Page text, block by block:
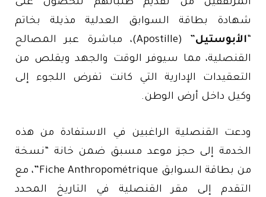
المرتفقين من تقديم طلباتهم للحصول على
شهادة بطاقة السوابق العدلية مذيلة بخاتم
“الأبوستيل
” (Apostille)، مباشرة عبر المصالح
القنصلية، مما سيوفر الوقت والجهد ويقلص من
التعقيدات الإدارية التي كانت تفرض اللجوء إلى
وكيل داخل أرض الوطن.
ودعت القنصلية الراغبين في الاستفادة من هذه
الخدمة إلى حجز موعد مسبق ضمن خانة “نسخة
من بطاقة السوابق Fiche Anthropométrique”، مع
التقدم إلى مقر القنصلية في التاريخ المحدد